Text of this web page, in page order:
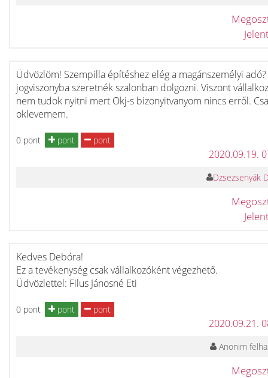
Üdvözlöm! Szempilla építéshez elég a magánszemélyi
jogviszonyba szeretnék szalonban dolgozni. Viszont
nem tudok nyitni mert Okj-s bizonyitvanyom nincs erről.
oklevemem.
0 pont pont pont
2020.09.19.
Dzsezsenyák
Kedves Debóra!
Ez a tevékenység csak vállalkozóként végezhető.
Üdvözlettel: Filus Jánosné Eti
0 pont pont pont
2020.09.21.
Anonim